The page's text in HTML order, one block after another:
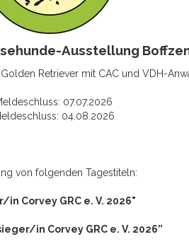
Ausstellung
Retriever mit CAC und VDH-
07.07.2026
04.08.2026
von folgenden Tagestiteln:
in Corvey GRC e. V. 2026"
in Corvey GRC e. V. 2026”